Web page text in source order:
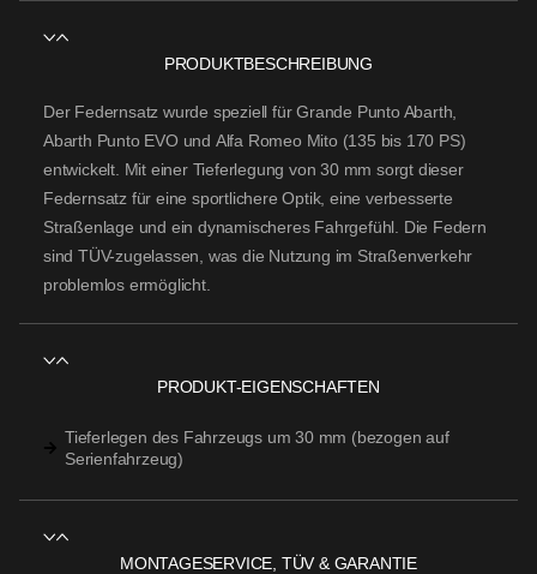
PRODUKTBESCHREIBUNG
Der Federnsatz wurde speziell fürGrande Punto Abarth
Abarth Punto EVOund Alfa Romeo Mito (135 bis 170 PS)
entwickelt. Mit einer Tieferlegung von 30 mm sorgt dieser
Federnsatz für eine sportlichere Optik, eine verbesserte
Straßenlage und ein dynamischeres Fahrgefühl. Die Federn
sind TÜV-zugelassen, was die Nutzung im Straßenverkehr
problemlos ermöglicht.
PRODUKT-EIGENSCHAFTEN
Tieferlegen des Fahrzeugs um 30 mm (bezogen auf
Serienfahrzeug)
MONTAGESERVICE, TÜV & GARANTIE